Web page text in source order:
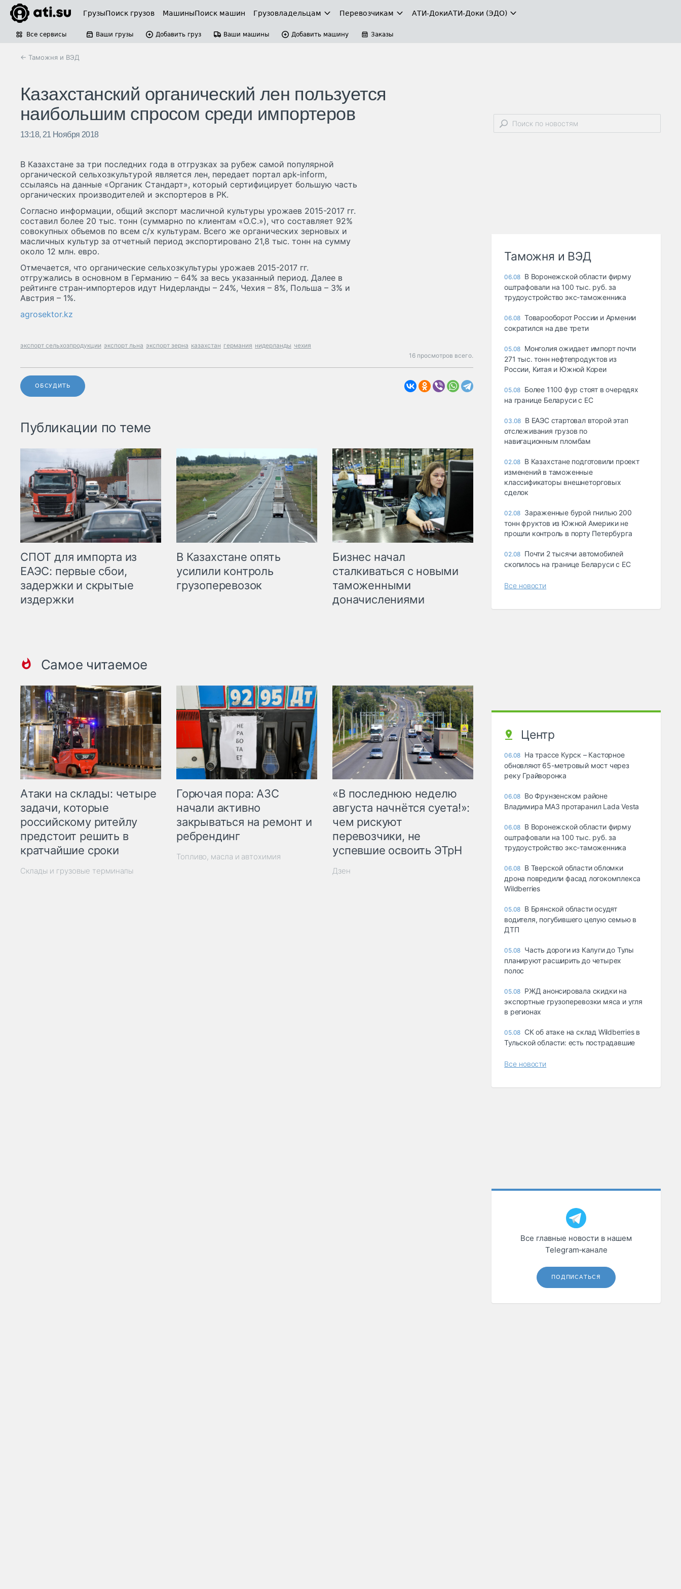
ГрузыПоиск грузов МашиныПоиск машин Грузовладельцам Перевозчикам АТИ-ДокиАТИ-Доки (ЭДО)
Все сервисы Ваши грузы Добавить груз Ваши машины Добавить машину Заказы
← Таможня и ВЭД
Казахстанский органический лен пользуется
наибольшим спросом среди импортеров
13:18, 21 Ноября 2018
В Казахстане за три последних года в отгрузках за рубеж самой популярной
органической сельхозкультурой является лен, передает портал apk-inform,
ссылаясь на данные «Органик Стандарт», который сертифицирует большую часть
органических производителей и экспортеров в РК.
Согласно информации, общий экспорт масличной культуры урожаев 2015-2017 гг.
составил более 20 тыс. тонн (суммарно по клиентам «О.С.»), что составляет 92%
совокупных объемов по всем с/х культурам. Всего же органических зерновых и
масличных культур за отчетный период экспортировано 21,8 тыс. тонн на сумму
около 12 млн. евро.
Отмечается, что органические сельхозкультуры урожаев 2015-2017 гг.
отгружались в основном в Германию – 64% за весь указанный период. Далее в
рейтинге стран-импортеров идут Нидерланды – 24%, Чехия – 8%, Польша – 3% и
Австрия – 1%.
agrosektor.kz
экспорт сельхозпродукции экспорт льна экспорт зерна казахстан германия нидерланды чехия
16 просмотров всего.
ОБСУДИТЬ
Публикации по теме
СПОТ для импорта из
ЕАЭС: первые сбои,
задержки и скрытые
издержки
В Казахстане опять
усилили контроль
грузоперевозок
Бизнес начал
сталкиваться с новыми
таможенными
доначислениями
Самое читаемое
Атаки на склады: четыре
задачи, которые
российскому ритейлу
предстоит решить в
кратчайшие сроки
Склады и грузовые терминалы
Горючая пора: АЗС
начали активно
закрываться на ремонт и
ребрендинг
Топливо, масла и автохимия
«В последнюю неделю
августа начнётся суета!»:
чем рискуют
перевозчики, не
успевшие освоить ЭТрН
Дзен
Таможня и ВЭД
06.08 В Воронежской области фирму
оштрафовали на 100 тыс. руб. за
трудоустройство экс-таможенника
06.08 Товарооборот России и Армении
сократился на две трети
05.08 Монголия ожидает импорт почти
271 тыс. тонн нефтепродуктов из
России, Китая и Южной Кореи
05.08 Более 1100 фур стоят в очередях
на границе Беларуси с ЕС
03.08 В ЕАЭС стартовал второй этап
отслеживания грузов по
навигационным пломбам
02.08 В Казахстане подготовили проект
изменений в таможенные
классификаторы внешнеторговых
сделок
02.08 Зараженные бурой гнилью 200
тонн фруктов из Южной Америки не
прошли контроль в порту Петербурга
02.08 Почти 2 тысячи автомобилей
скопилось на границе Беларуси с ЕС
Все новости
Центр
06.08 На трассе Курск – Касторное
обновляют 65-метровый мост через
реку Грайворонка
06.08 Во Фрунзенском районе
Владимира МАЗ протаранил Lada Vesta
06.08 В Воронежской области фирму
оштрафовали на 100 тыс. руб. за
трудоустройство экс-таможенника
06.08 В Тверской области обломки
дрона повредили фасад логокомплекса
Wildberries
05.08 В Брянской области осудят
водителя, погубившего целую семью в
ДТП
05.08 Часть дороги из Калуги до Тулы
планируют расширить до четырех
полос
05.08 РЖД анонсировала скидки на
экспортные грузоперевозки мяса и угля
в регионах
05.08 СК об атаке на склад Wildberries в
Тульской области: есть пострадавшие
Все новости
Все главные новости в нашем
Telegram‑канале
ПОДПИСАТЬСЯ